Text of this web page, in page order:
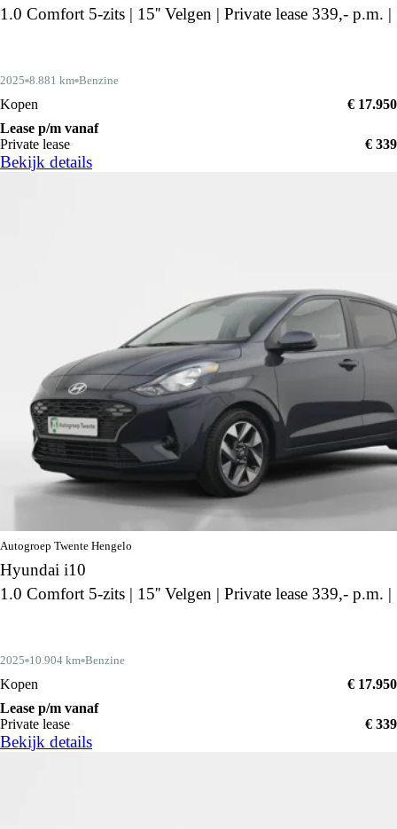
1.0 Comfort 5-zits | 15'' Velgen | Private lease 339,- p.m. |
2025 8.881 km Benzine
Kopen
€ 17.950
Lease p/m vanaf
Private lease
€ 339
Bekijk details
Autogroep Twente Hengelo
Hyundai i10
1.0 Comfort 5-zits | 15'' Velgen | Private lease 339,- p.m. |
2025 10.904 km Benzine
Kopen
€ 17.950
Lease p/m vanaf
Private lease
€ 339
Bekijk details